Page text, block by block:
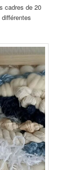
cadres de 20